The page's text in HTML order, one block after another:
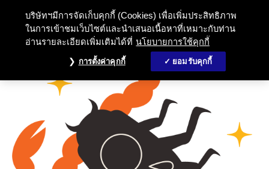
บริษัทฯมีการจัดเก็บคุกกี้ (Cookies) เพื่อเพิ่มประสิทธิภาพ
ในการเข้าชมเว็บไซต์และนำเสนอเนื้อหาที่เหมาะกับท่าน
อ่านรายละเอียดเพิ่มเติมได้ที่ นโยบายการใช้คุกกี้
การตั้งค่าคุกกี้ ยอมรับคุกกี้